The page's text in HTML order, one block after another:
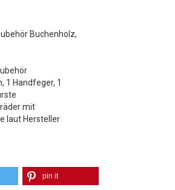
Buchenholz,
1 Handfeger, 1
mit
laut Hersteller
pin it